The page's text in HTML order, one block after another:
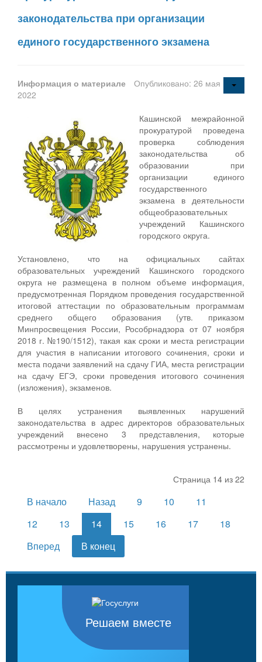
законодательства при организации
единого государственного экзамена
Информация о материале
Опубликовано: 26 мая
2022
Кашинской межрайонной
прокуратурой проведена
проверка соблюдения
законодательства об
образовании при
организации единого
государственного
экзамена в деятельности
общеобразовательных
учреждений Кашинского
городского округа.
Установлено, что на официальных сайтах
образовательных учреждений Кашинского городского
округа не размещена в полном объеме информация,
предусмотренная Порядком проведения государственной
итоговой аттестации по образовательным программам
среднего общего образования (утв. приказом
Минпросвещения России, Рособрнадзора от 07 ноября
2018 г. №190/1512), такая как сроки и места регистрации
для участия в написании итогового сочинения, сроки и
места подачи заявлений на сдачу ГИА, места регистрации
на сдачу ЕГЭ, сроки проведения итогового сочинения
(изложения), экзаменов.
В целях устранения выявленных нарушений
законодательства в адрес директоров образовательных
учреждений внесено 3 представления, которые
рассмотрены и удовлетворены, нарушения устранены.
Страница 14 из 22
В начало Назад 9 10
11
12
13 14 15 16 17
18
Вперед
В конец
Решаем вместе